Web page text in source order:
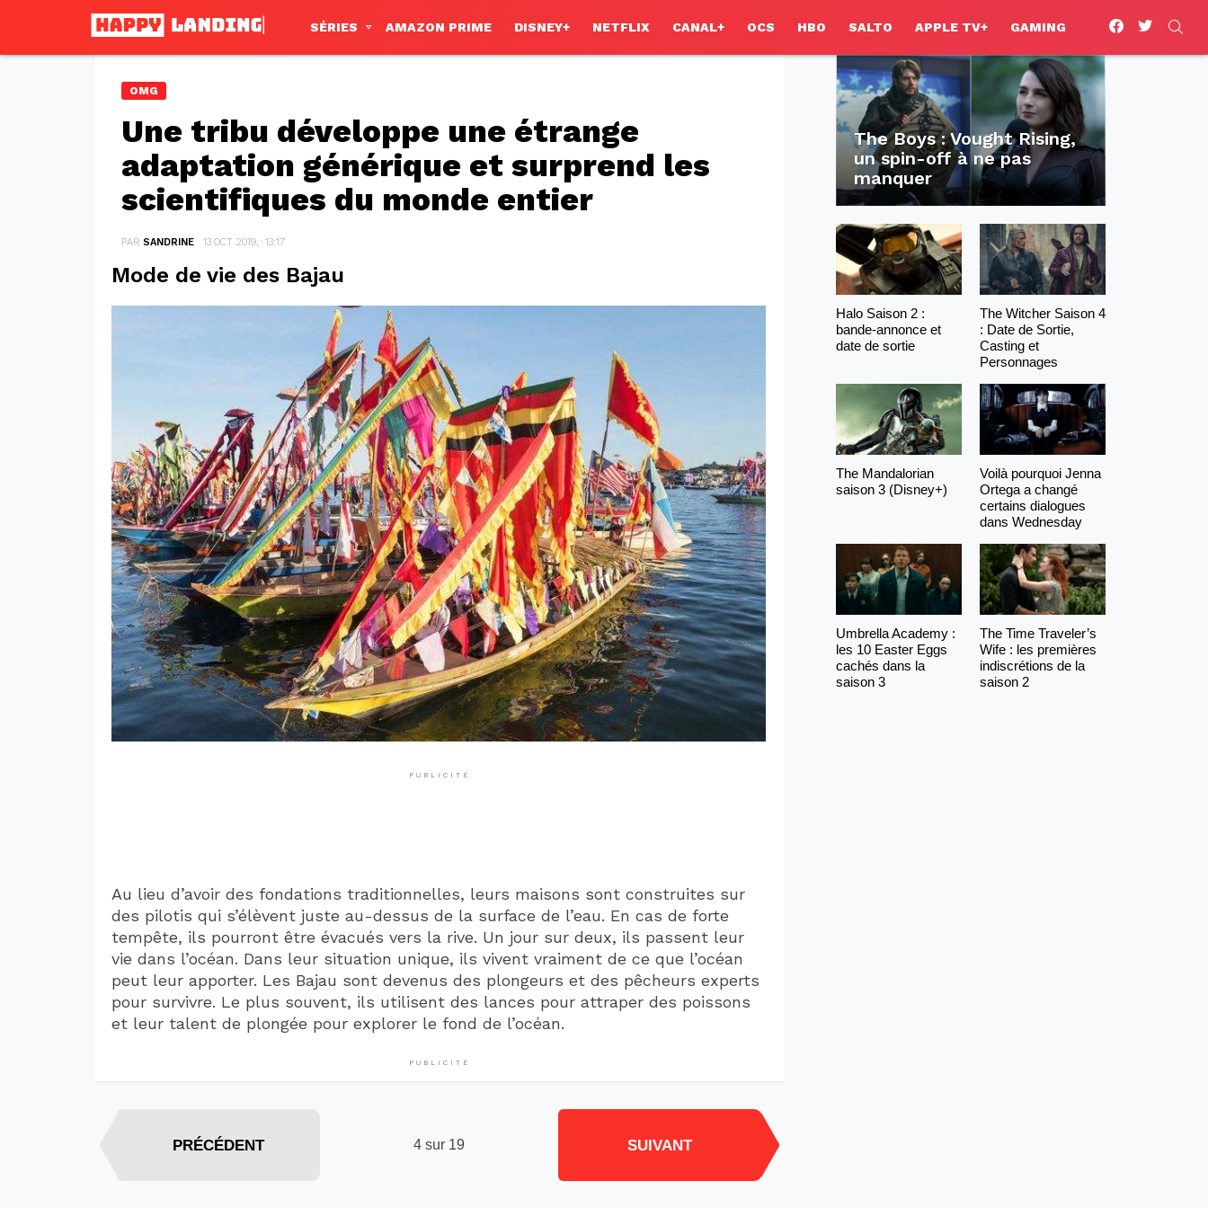
SÉRIES AMAZON PRIME DISNEY+ NETFLIX CANAL+ OCS HBO SALTO APPLE TV+ GAMING
facebooktwitter
OMG
Une tribu développe une étrange
adaptation générique et surprend les
scientifiques du monde entier
PAR SANDRINE 13 OCT 2019, · 13:17
Mode de vie des Bajau
PUBLICITÉ
Au lieu d’avoir des fondations traditionnelles, leurs maisons sont construites sur
des pilotis qui s’élèvent juste au-dessus de la surface de l’eau. En cas de forte
tempête, ils pourront être évacués vers la rive. Un jour sur deux, ils passent leur
vie dans l’océan. Dans leur situation unique, ils vivent vraiment de ce que l’océan
peut leur apporter. Les Bajau sont devenus des plongeurs et des pêcheurs experts
pour survivre. Le plus souvent, ils utilisent des lances pour attraper des poissons
et leur talent de plongée pour explorer le fond de l’océan.
PUBLICITÉ
4 sur 19
PRÉCÉDENT SUIVANT
The Boys : Vought Rising,
un spin-off à ne pas
manquer
Halo Saison 2 :
bande-annonce et
date de sortie
The Witcher Saison 4
: Date de Sortie,
Casting et
Personnages
The Mandalorian
saison 3 (Disney+)
Voilà pourquoi Jenna
Ortega a changé
certains dialogues
dans Wednesday
Umbrella Academy :
les 10 Easter Eggs
cachés dans la
saison 3
The Time Traveler’s
Wife : les premières
indiscrétions de la
saison 2